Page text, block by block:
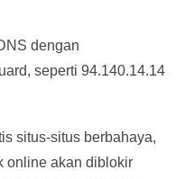
dengan
seperti 94.140.14.14
situs-situs berbahaya,
online akan diblokir